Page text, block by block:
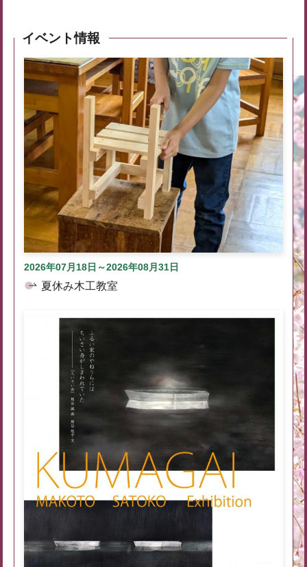
イベント情報
2026年07月18日～2026年08月31日
夏休み木工教室